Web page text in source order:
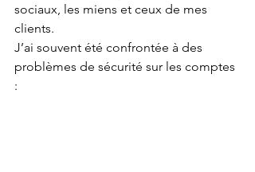
sociaux, les miens et ceux de mes
clients.
J’ai souvent été confrontée à des
problèmes de sécurité sur les comptes
: